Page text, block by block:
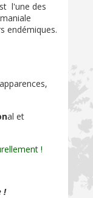
l'une des
endémiques.
al et
!
!